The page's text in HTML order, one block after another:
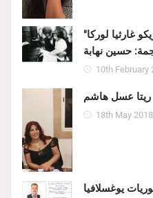
"نصف رغيف وكتاب" فدريكو غارثيا لوركا
حسين نهابة
10th February
ريتا عسل هاشم
18th May 2018
يوغسلافيا